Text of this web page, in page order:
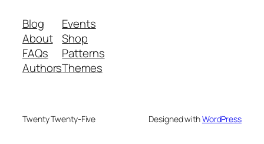
Blog
About
FAQs
Authors
Events
Shop
Patterns
Themes
Twenty Twenty-Five Designed withWordPress